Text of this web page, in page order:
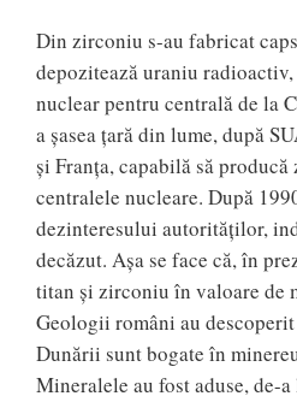
Din zirconiu s-au fabricat
depozitează uraniu
nuclear pentru centrală de la
a şasea ţară din lume, după
şi Franţa, capabilă să
centralele nucleare. După
dezinteresului autorităţilor,
decăzut. Aşa se face că, în
titan şi zirconiu în valoare de
Geologii români au
Dunării sunt bogate în
Mineralele au fost aduse, de-